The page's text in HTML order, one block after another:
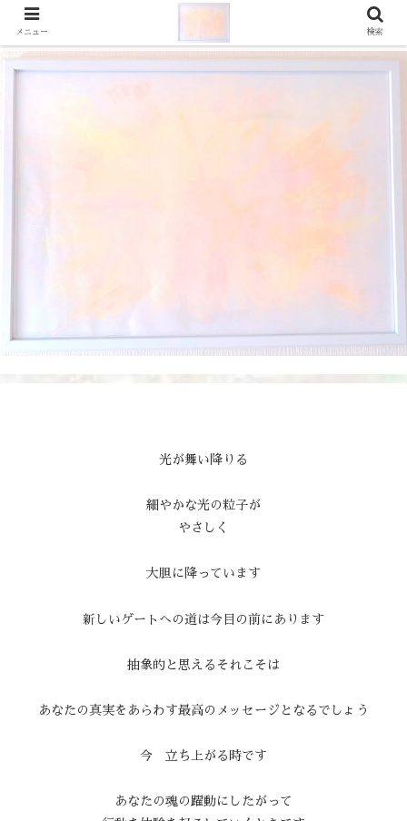
光が舞い降りる
細やかな光の粒子が
やさしく
大胆に降っています
新しいゲートへの道は今目の前にあります
抽象的と思えるそれこそは
あなたの真実をあらわす最高のメッセージとなるでしょう
今 立ち上がる時です
あなたの魂の躍動にしたがって
メニュー 検索